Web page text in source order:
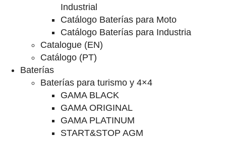
Industrial
Catálogo Baterías para Moto
Catálogo Baterías para Industria
Catalogue (EN)
Catálogo (PT)
Baterías
Baterías para turismo y 4×4
GAMA BLACK
GAMA ORIGINAL
GAMA PLATINUM
START&STOP AGM